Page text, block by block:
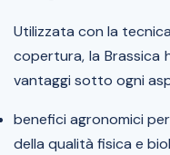
Utilizzata con la
copertura, la Brassica
vantaggi sotto ogni
benefici agronomici
della qualità fisica e